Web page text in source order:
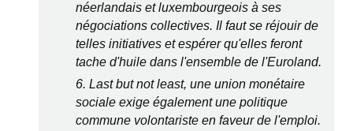
néerlandais et luxembourgeois à ses
négociations collectives. Il faut se réjouir de
telles initiatives et espérer qu'elles feront
tache d'huile dans l'ensemble de l'Euroland.
6.Last but not least, une union monétaire
sociale exige également une politique
commune volontariste en faveur de l'emploi.